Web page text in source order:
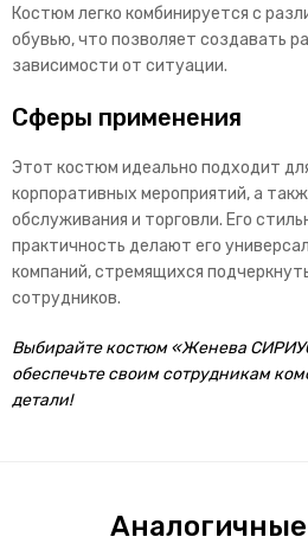
Костюм легко комбинируется с
обувью, что позволяет создавать
зависимости от ситуации.
Сферы применения
Этот костюм идеально подходит
корпоративных мероприятий, а
обслуживания и торговли. Его
практичность делают его
компаний, стремящихся
сотрудников.
Выбирайте костюм «Женева
обеспечьте своим сотрудникам
детали!